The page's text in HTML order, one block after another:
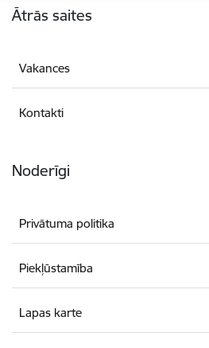
Ātrās saites
Vakances
Kontakti
Noderīgi
Privātuma politika
Piekļūstamība
Lapas karte